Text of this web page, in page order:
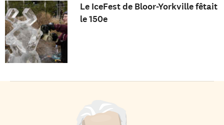
Le IceFest de Bloor-Yorkville fêtait
le 150e